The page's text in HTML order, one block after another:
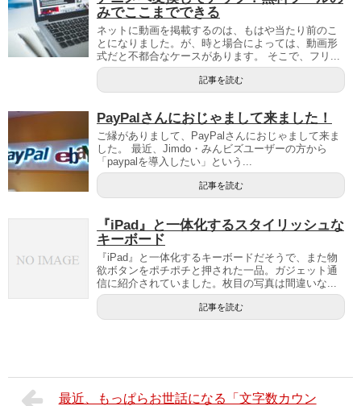
みでここまでできる
ネットに動画を掲載するのは、もはや当たり前のこ
とになりました。が、時と場合によっては、動画形
式だと不都合なケースがあります。 そこで、フリ...
記事を読む
PayPalさんにおじゃまして来ました！
ご縁がありまして、PayPalさんにおじゃまして来ま
した。 最近、Jimdo・みんビズユーザーの方から
「paypalを導入したい」という...
記事を読む
『iPad』と一体化するスタイリッシュな
キーボード
『iPad』と一体化するキーボードだそうで、また物
欲ボタンをポチポチと押された一品。ガジェット通
信に紹介されていました。枚目の写真は間違いな...
記事を読む
最近、もっぱらお世話になる「文字数カウン